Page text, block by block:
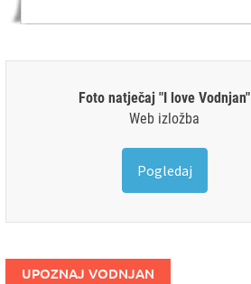
Foto natječaj "I love Vodnjan"
Web izložba
Pogledaj
UPOZNAJ VODNJAN